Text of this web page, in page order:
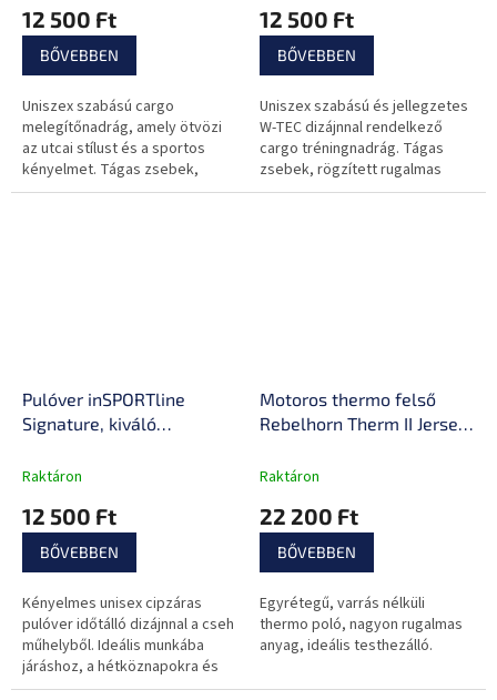
rugalmas derékrész
12 500 Ft
BŐVEBBEN
Uniszex szabású cargo
melegítőnadrág, amely ötvözi
az utcai stílust és a sportos
kényelmet. Tágas zsebek,
rögzített rugalmas derékpánt
12 500 Ft
BŐVEBBEN
Uniszex szabású és jellegzetes
W-TEC dizájnnal rendelkező
cargo tréningnadrág. Tágas
zsebek, rögzített rugalmas
derékpánt és kényelmes anyag
Pulóver inSPORTline
Signature, kiváló
zseb, pánt a
szabás, húzózsinórral
ellátott kapucni
Raktáron
12 500 Ft
BŐVEBBEN
Kényelmes unisex cipzáras
pulóver időtálló dizájnnal a cseh
műhelyből. Ideális munkába
járáshoz, a hétköznapokra és
szabadidő eltöltésére.
Motoros thermo felső
Rebelhorn Therm II Jersey,
ergonomikus,
Raktáron
22 200 Ft
BŐVEBBEN
Egyrétegű, varrás nélküli
thermo poló, nagyon rugalmas
anyag, ideális testhezálló.